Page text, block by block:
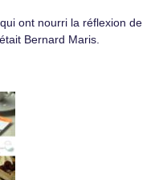
ont nourri la réflexion de
Bernard Maris.